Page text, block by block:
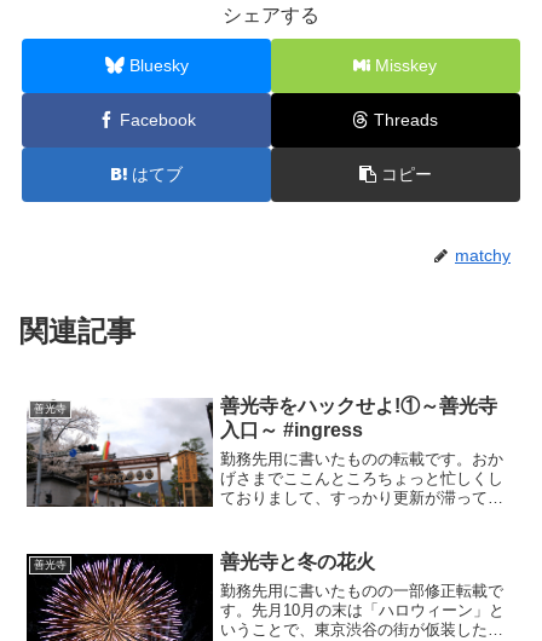
シェアする
Bluesky Misskey
Facebook Threads
はてブ コピー
matchy
関連記事
善光寺
善光寺をハックせよ!①～善光寺
入口～ #ingress
勤務先用に書いたものの転載です。おか
げさまでここんところちょっと忙しくし
ておりまして、すっかり更新が滞ってお
っております (汗)。「一生に、一度は参
れ、善光寺」などと申...
善光寺 善光寺と冬の花火
勤務先用に書いたものの一部修正転載で
す。先月10月の末は「ハロウィーン」と
いうことで、東京渋谷の街が仮装した方